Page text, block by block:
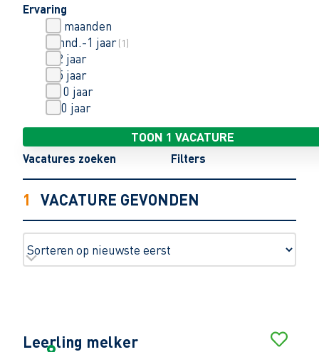
Ervaring
< 6 maanden
6 mnd.-1 jaar(1)
1-2 jaar
3-5 jaar
6-10 jaar
> 10 jaar
TOON 1 VACATURE
Vacatures zoeken Filters
1 VACATURE GEVONDEN
Leerling melker